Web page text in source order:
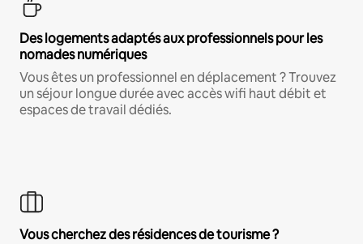
Des logements adaptés aux professionnels pour les
nomades numériques
Vous êtes un professionnel en déplacement ? Trouvez
un séjour longue durée avec accès wifi haut débit et
espaces de travail dédiés.
Vous cherchez des résidences de tourisme ?